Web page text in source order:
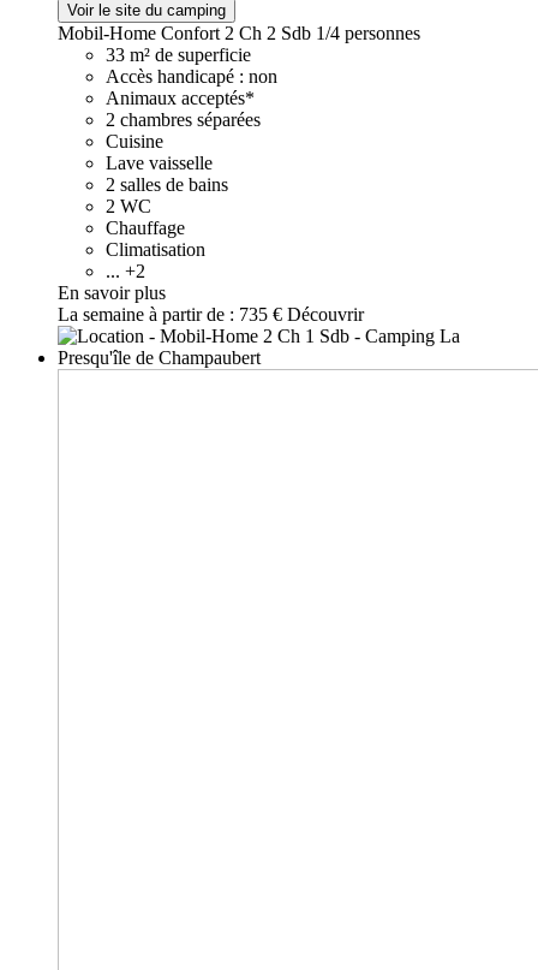
Voir le site du camping
Mobil-Home Confort 2 Ch 2 Sdb 1/4 personnes
33 m² de superficie
Accès handicapé : non
Animaux acceptés*
2 chambres séparées
Cuisine
Lave vaisselle
2 salles de bains
2 WC
Chauffage
Climatisation
... +2
En savoir plus
La semaine à partir de : 735 € Découvrir